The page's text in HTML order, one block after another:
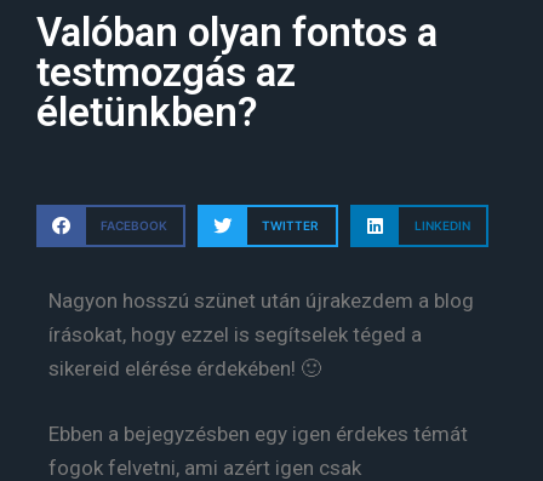
Valóban olyan fontos a
testmozgás az
életünkben?
FACEBOOK TWITTER LINKEDIN
Nagyon hosszú szünet után újrakezdem a blog
írásokat, hogy ezzel is segítselek téged a
sikereid elérése érdekében! 🙂
Ebben a bejegyzésben egy igen érdekes témát
fogok felvetni, ami azért igen csak